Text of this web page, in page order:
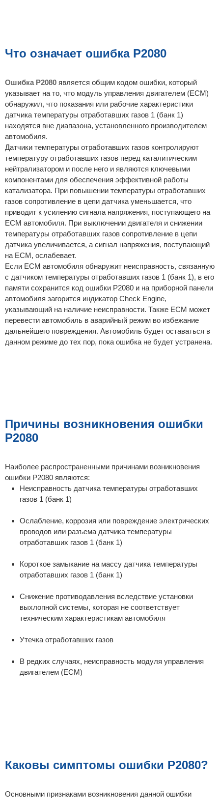
Что означает ошибка P2080
Ошибка P2080 является общим кодом ошибки, который
указывает на то, что модуль управления двигателем (ECM)
обнаружил, что показания или рабочие характеристики
датчика температуры отработавших газов 1 (банк 1)
находятся вне диапазона, установленного производителем
автомобиля.
Датчики температуры отработавших газов контролируют
температуру отработавших газов перед каталитическим
нейтрализатором и после него и являются ключевыми
компонентами для обеспечения эффективной работы
катализатора. При повышении температуры отработавших
газов сопротивление в цепи датчика уменьшается, что
приводит к усилению сигнала напряжения, поступающего на
ECM автомобиля. При выключении двигателя и снижении
температуры отработавших газов сопротивление в цепи
датчика увеличивается, а сигнал напряжения, поступающий
на ECM, ослабевает.
Если ECM автомобиля обнаружит неисправность, связанную
с датчиком температуры отработавших газов 1 (банк 1), в его
памяти сохранится код ошибки P2080 и на приборной панели
автомобиля загорится индикатор Check Engine,
указывающий на наличие неисправности. Также ECM может
перевести автомобиль в аварийный режим во избежание
дальнейшего повреждения. Автомобиль будет оставаться в
данном режиме до тех пор, пока ошибка не будет устранена.
Причины возникновения ошибки
P2080
Наиболее распространенными причинами возникновения
ошибки P2080 являются:
Неисправность датчика температуры отработавших
газов 1 (банк 1)
Ослабление, коррозия или повреждение электрических
проводов или разъема датчика температуры
отработавших газов 1 (банк 1)
Короткое замыкание на массу датчика температуры
отработавших газов 1 (банк 1)
Снижение противодавления вследствие установки
выхлопной системы, которая не соответствует
техническим характеристикам автомобиля
Утечка отработавших газов
В редких случаях, неисправность модуля управления
двигателем (ECM)
Каковы симптомы ошибки P2080?
Основными признаками возникновения данной ошибки